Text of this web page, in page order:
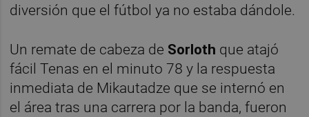
diversión que el fútbol ya no estaba dándole.
Un remate de cabeza de Sorloth que atajó
fácil Tenas en el minuto 78 y la respuesta
inmediata de Mikautadze que se internó en
el área tras una carrera por la banda, fueron